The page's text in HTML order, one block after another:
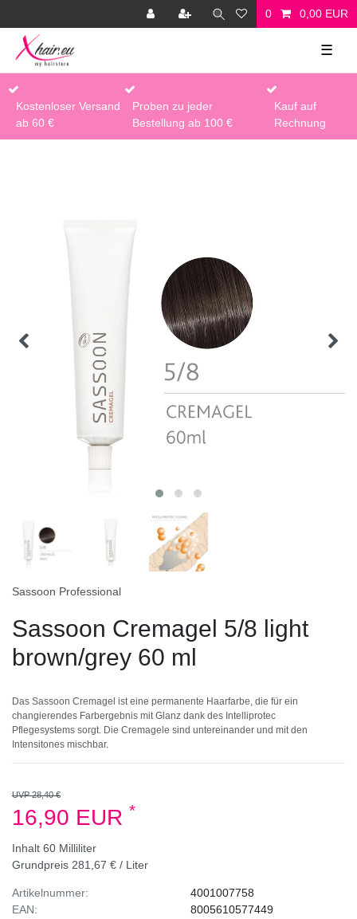
0 0,00 EUR
☰
Kostenloser Versand
ab 60 €
Proben zu jeder
Bestellung ab 100 €
Kauf auf
Rechnung
Sassoon Professional
Sassoon Cremagel 5/8 light
brown/grey 60 ml
Das Sassoon Cremagel ist eine permanente Haarfarbe, die für ein
changierendes Farbergebnis mit Glanz dank des Intelliprotec
Pflegesystems sorgt. Die Cremagele sind untereinander und mit den
Intensitones mischbar.
UVP 28,40 €
16,90 EUR *
Inhalt 60 Milliliter
Grundpreis 281,67 € / Liter
Artikelnummer:
EAN:
4001007758
8005610577449